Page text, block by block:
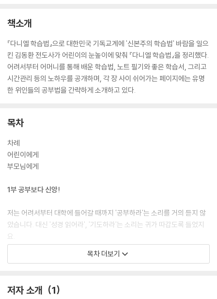
책소개
『다니엘 학습법』으로 대한민국 기독교계에 '신본주의 학습법' 바람을 일으
킨 김동환 전도사가 어린이의 눈높이에 맞춰 『다니엘 학습법』을 정리했다.
어려서부터 어머니를 통해 배운 학습법, 노트 필기와 좋은 학습서, 그리고
시간관리 등의 노하우를 공개하며, 각 장 사이 쉬어가는 페이지에는 유명
한 위인들의 공부법을 간략하게 소개하고 있다.
목차
차례
어린이에게
부모님에게
1부 공부보다 신앙!
저는 어려서부터 대학에 들어갈 때까지 '공부하라'는 소리를 거의 듣지 않
았습니다. 대신 '성경 읽어라', '기도하라'는 소리는 귀가 따갑도록 들었지
요.
1장 나의 어린 시절
목차 더보기
저자 소개 1